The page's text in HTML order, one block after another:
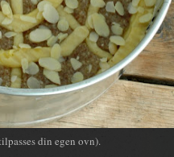
din egen ovn).